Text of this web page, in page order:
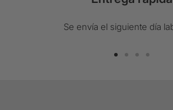
Se envía el siguiente día